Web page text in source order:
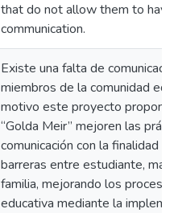
that do not allow them to
communication.
Existe una falta de
miembros de la comunidad
motivo este proyecto propone
‘‘Golda Meir’’ mejoren las
comunicación con la finalidad
barreras entre estudiante,
familia, mejorando los
educativa mediante la